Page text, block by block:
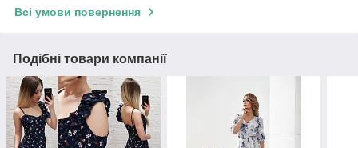
Всі умови повернення
Подібні товари компанії